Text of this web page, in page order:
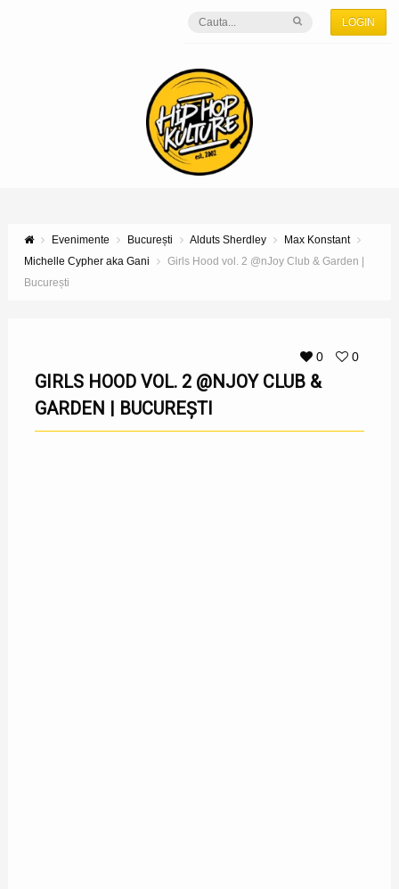
LOGIN
Evenimente București Alduts Sherdley
Max Konstant
Michelle Cypher aka Gani
Girls Hood vol. 2 @nJoy Club & Garden |
București
0 0
GIRLS HOOD VOL. 2 @NJOY CLUB &
GARDEN | BUCUREȘTI